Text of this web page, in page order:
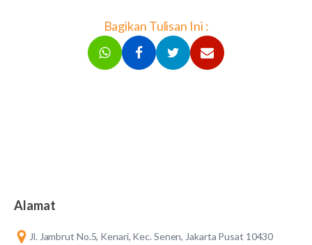
Bagikan Tulisan Ini :
Alamat
Jl. Jambrut No.5, Kenari, Kec. Senen, Jakarta Pusat 10430